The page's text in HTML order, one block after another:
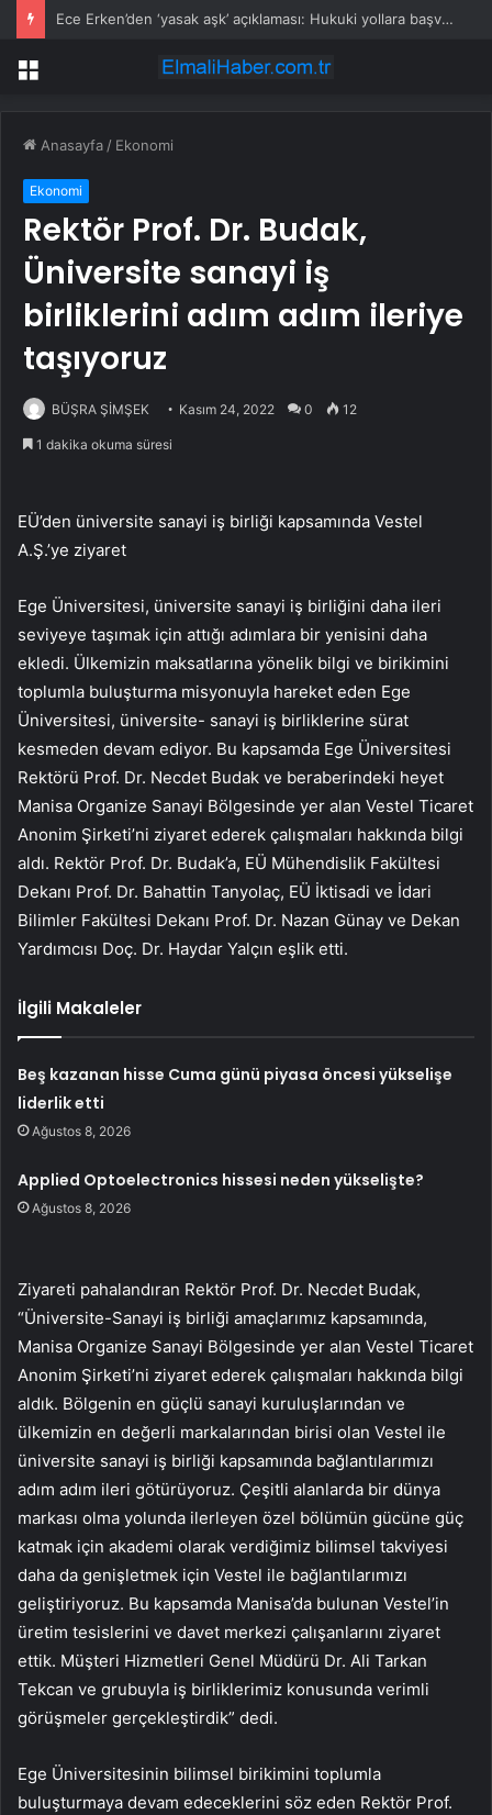
Ece Erken’den ‘yasak aşk’ açıklaması: Hukuki yollara başvuruyor
Menü
Anasayfa / Ekonomi
Ekonomi
Rektör Prof. Dr. Budak,
Üniversite sanayi iş
birliklerini adım adım ileriye
taşıyoruz
BÜŞRA ŞİMŞEK Kasım 24, 2022 0 12
1 dakika okuma süresi
EÜ’den üniversite sanayi iş birliği kapsamında Vestel
A.Ş.’ye ziyaret
Ege Üniversitesi, üniversite sanayi iş birliğini daha ileri
seviyeye taşımak için attığı adımlara bir yenisini daha
ekledi. Ülkemizin maksatlarına yönelik bilgi ve birikimini
toplumla buluşturma misyonuyla hareket eden Ege
Üniversitesi, üniversite- sanayi iş birliklerine sürat
kesmeden devam ediyor. Bu kapsamda Ege Üniversitesi
Rektörü Prof. Dr. Necdet Budak ve beraberindeki heyet
Manisa Organize Sanayi Bölgesinde yer alan Vestel Ticaret
Anonim Şirketi’ni ziyaret ederek çalışmaları hakkında bilgi
aldı. Rektör Prof. Dr. Budak’a, EÜ Mühendislik Fakültesi
Dekanı Prof. Dr. Bahattin Tanyolaç, EÜ İktisadi ve İdari
Bilimler Fakültesi Dekanı Prof. Dr. Nazan Günay ve Dekan
Yardımcısı Doç. Dr. Haydar Yalçın eşlik etti.
İlgili Makaleler
Beş kazanan hisse Cuma günü piyasa öncesi yükselişe
liderlik etti
Ağustos 8, 2026
Applied Optoelectronics hissesi neden yükselişte?
Ağustos 8, 2026
Ziyareti pahalandıran Rektör Prof. Dr. Necdet Budak,
“Üniversite-Sanayi iş birliği amaçlarımız kapsamında,
Manisa Organize Sanayi Bölgesinde yer alan Vestel Ticaret
Anonim Şirketi’ni ziyaret ederek çalışmaları hakkında bilgi
aldık. Bölgenin en güçlü sanayi kuruluşlarından ve
ülkemizin en değerli markalarından birisi olan Vestel ile
üniversite sanayi iş birliği kapsamında bağlantılarımızı
adım adım ileri götürüyoruz. Çeşitli alanlarda bir dünya
markası olma yolunda ilerleyen özel bölümün gücüne güç
katmak için akademi olarak verdiğimiz bilimsel takviyesi
daha da genişletmek için Vestel ile bağlantılarımızı
geliştiriyoruz. Bu kapsamda Manisa’da bulunan Vestel’in
üretim tesislerini ve davet merkezi çalışanlarını ziyaret
ettik. Müşteri Hizmetleri Genel Müdürü Dr. Ali Tarkan
Tekcan ve grubuyla iş birliklerimiz konusunda verimli
görüşmeler gerçekleştirdik” dedi.
Ege Üniversitesinin bilimsel birikimini toplumla
buluşturmaya devam edeceklerini söz eden Rektör Prof.